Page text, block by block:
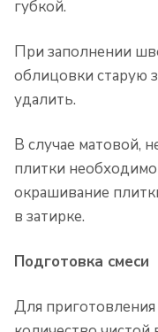
губкой.
При заполнении
облицовки старую
удалить.
В случае матовой,
плитки
окрашивание
в затирке.
Подготовка смеси
Для